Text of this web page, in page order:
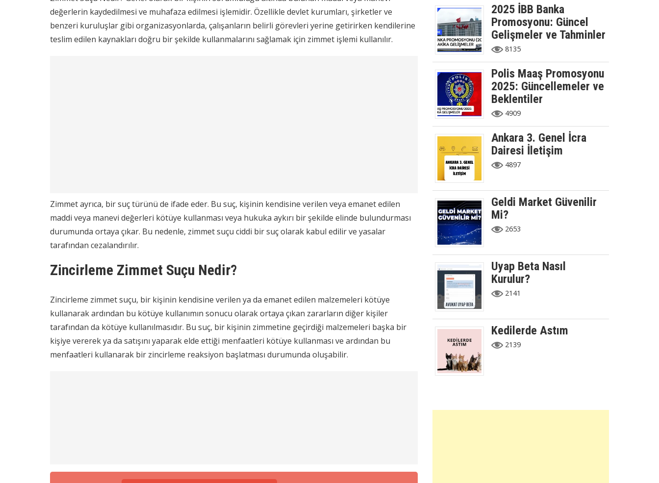
değerlerin kaydedilmesi ve muhafaza edilmesi işlemidir. Özellikle devlet kurumları, şirketler ve
benzeri kuruluşlar gibi organizasyonlarda, çalışanların belirli görevleri yerine getirirken kendilerine
teslim edilen kaynakları doğru bir şekilde kullanmalarını sağlamak için zimmet işlemi kullanılır.
Zimmet ayrıca, bir suç türünü de ifade eder. Bu suç, kişinin kendisine verilen veya emanet edilen
maddi veya manevi değerleri kötüye kullanması veya hukuka aykırı bir şekilde elinde bulundurması
durumunda ortaya çıkar. Bu nedenle, zimmet suçu ciddi bir suç olarak kabul edilir ve yasalar
tarafından cezalandırılır.
Zincirleme Zimmet Suçu Nedir?
Zincirleme zimmet suçu, bir kişinin kendisine verilen ya da emanet edilen malzemeleri kötüye
kullanarak ardından bu kötüye kullanımın sonucu olarak ortaya çıkan zararların diğer kişiler
tarafından da kötüye kullanılmasıdır. Bu suç, bir kişinin zimmetine geçirdiği malzemeleri başka bir
kişiye vererek ya da satışını yaparak elde ettiği menfaatleri kötüye kullanması ve ardından bu
menfaatleri kullanarak bir zincirleme reaksiyon başlatması durumunda oluşabilir.
2025 İBB Banka
Promosyonu: Güncel
Gelişmeler ve Tahminler
8135
Polis Maaş Promosyonu
2025: Güncellemeler ve
Beklentiler
4909
Ankara 3. Genel İcra
Dairesi İletişim
4897
Geldi Market Güvenilir
Mi?
2653
Uyap Beta Nasıl
Kurulur?
2141
Kedilerde Astım
2139